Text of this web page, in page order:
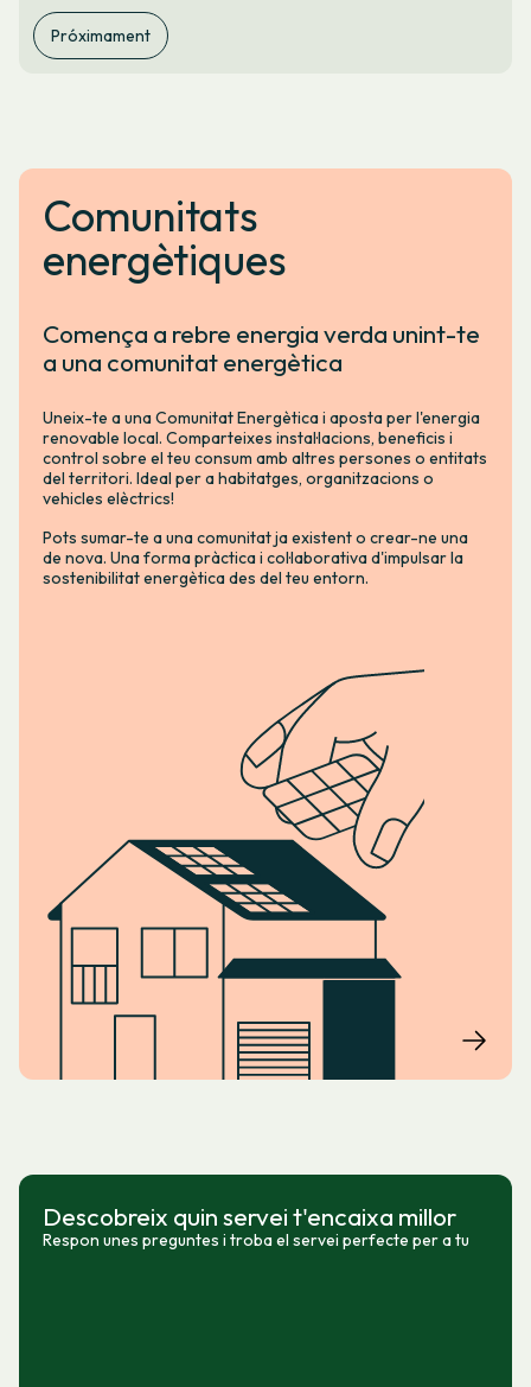
Próximament
Comunitats
energètiques
Comença a rebre energia verda unint-te
a una comunitat energètica
Uneix-te a una Comunitat Energètica i aposta per l'energia
renovable local. Comparteixes instal·lacions, beneficis i
control sobre el teu consum amb altres persones o entitats
del territori. Ideal per a habitatges, organitzacions o
vehicles elèctrics!
Pots sumar-te a una comunitat ja existent o crear-ne una
de nova. Una forma pràctica i col·laborativa d'impulsar la
sostenibilitat energètica des del teu entorn.
Descobreix quin servei t'encaixa millor
Respon unes preguntes i troba el servei perfecte per a tu